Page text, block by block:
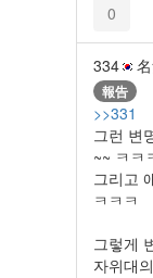
0
334
報告
>>331
그런 변
~~ ㅋㅋ
그리고
ㅋㅋㅋ
그렇게
자위대